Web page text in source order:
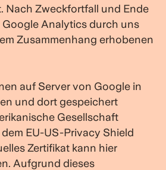
Nach Zweckfortfall und Ende
Google Analytics durch uns
Zusammenhang erhobenen
auf Server von Google in
und dort gespeichert
Gesellschaft
EU-US-Privacy Shield
Zertifikat kann hier
Aufgrund dieses